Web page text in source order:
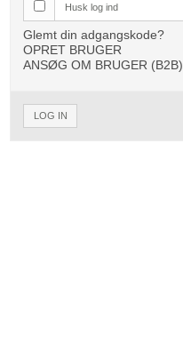
Husk log ind
Glemt din adgangskode?
OPRET BRUGER
ANSØG OM BRUGER (B2B)
LOG IN